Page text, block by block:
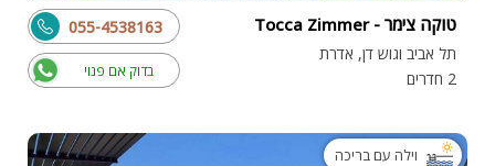
טוקה צימר - Tocca Zimmer
תל אביב וגוש דן, אדרת
2 חדרים
בדוק אם פנוי
055-4538163
וילה עם בריכה